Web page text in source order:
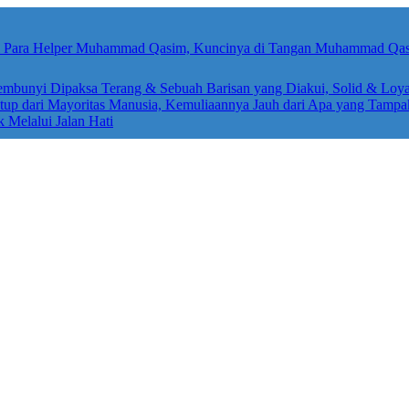
Dipaksa Terang & Sebuah Barisan yang Diakui, Solid &
dari Mayoritas Manusia, Kemuliaannya Jauh dari Apa yang
Melalui Jalan Hati